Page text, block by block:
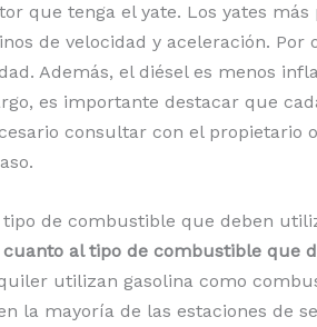
que tenga el yate. Los yates
de velocidad y aceleración.
Además, el diésel es menos
es importante destacar que
consultar con el propietario
de combustible que deben
al tipo de combustible que
utilizan gasolina como
la mayoría de las estaciones de